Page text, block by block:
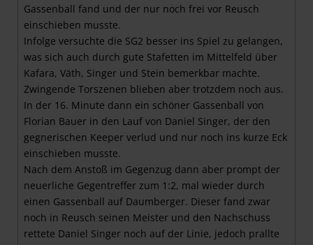
Gassenball fand und der nur noch frei vor Reusch
einschieben musste.
Infolge versuchte die SG2 besser ins Spiel zu gelangen,
was sich auch durch gute Stafetten im Mittelfeld über
Kafara, Väth, Singer und Stein bemerkbar machte.
Zwingende Torszenen blieben aber trotzdem noch aus.
In der 16. Minute dann ein schöner Gassenball von
Florian Bauer in den Lauf von Daniel Singer, der den
gegnerischen Keeper verlud und nur noch ins kurze Eck
einschieben musste.
Nach dem Anstoß im Gegenzug dann aber prompt der
neuerliche Gegentreffer zum 1:2, mal wieder durch
einen Gassenball auf Daumberger. Dieser fand zwar
noch in Reusch seinen Meister und den Nachschuss
rettete Daniel Singer noch auf der Linie, jedoch prallte